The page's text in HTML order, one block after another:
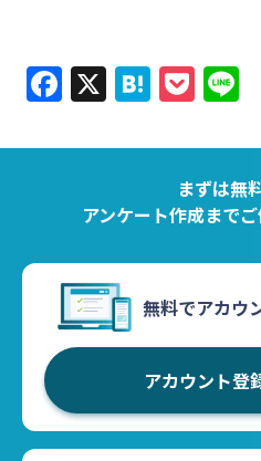
Facebook
X Hatena
まずは無
アンケート作成までご
無料でアカウ
アカウント登